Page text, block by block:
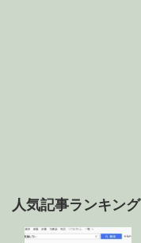
人気記事ランキング